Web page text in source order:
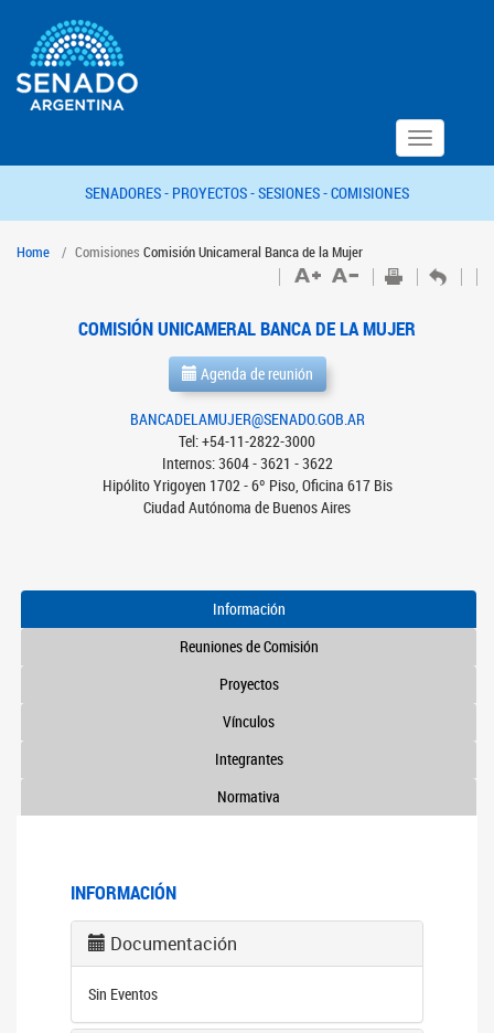
Toggle
navigation
SENADORES - PROYECTOS -SESIONES -COMISIONES
Home Comisiones Comisión Unicameral Banca de la Mujer
COMISIÓN UNICAMERAL BANCA DE LA MUJER
Agenda de reunión
BANCADELAMUJER@SENADO.GOB.AR
Tel: +54-11-2822-3000
Internos: 3604 - 3621 - 3622
Hipólito Yrigoyen 1702 - 6º Piso, Oficina 617 Bis
Ciudad Autónoma de Buenos Aires
Información
Reuniones de Comisión
Proyectos
Vínculos
Integrantes
Normativa
INFORMACIÓN
Documentación
Sin Eventos